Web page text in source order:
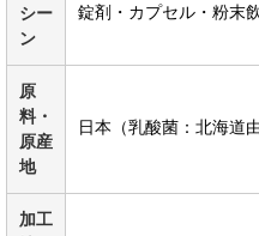
シー
ン
錠剤・カプセル・粉末
原
料・
原産
地
日本（乳酸菌：北海道由
加工